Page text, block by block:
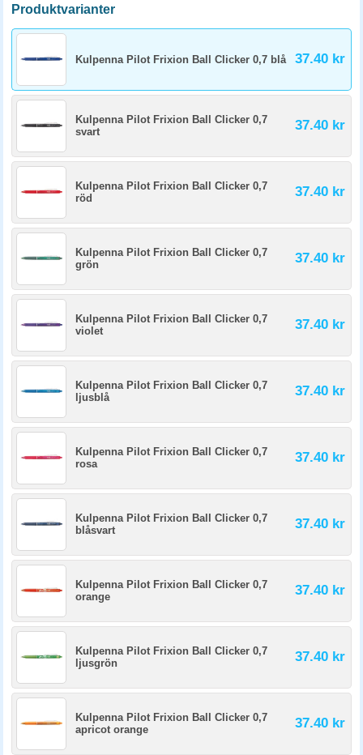
Produktvarianter
Kulpenna Pilot Frixion Ball Clicker 0,7 blå 37.40 kr
Kulpenna Pilot Frixion Ball Clicker 0,7
svart
37.40 kr
Kulpenna Pilot Frixion Ball Clicker 0,7
röd
37.40 kr
Kulpenna Pilot Frixion Ball Clicker 0,7
grön
37.40 kr
Kulpenna Pilot Frixion Ball Clicker 0,7
violet
37.40 kr
Kulpenna Pilot Frixion Ball Clicker 0,7
ljusblå
37.40 kr
Kulpenna Pilot Frixion Ball Clicker 0,7
rosa
37.40 kr
Kulpenna Pilot Frixion Ball Clicker 0,7
blåsvart
37.40 kr
Kulpenna Pilot Frixion Ball Clicker 0,7
orange
37.40 kr
Kulpenna Pilot Frixion Ball Clicker 0,7
ljusgrön
37.40 kr
Kulpenna Pilot Frixion Ball Clicker 0,7
apricot orange
37.40 kr